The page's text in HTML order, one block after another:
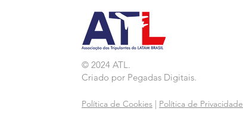
© 2024 ATL.
Criado por Pegadas Digitais.
Política de Cookies Política de Privacidade